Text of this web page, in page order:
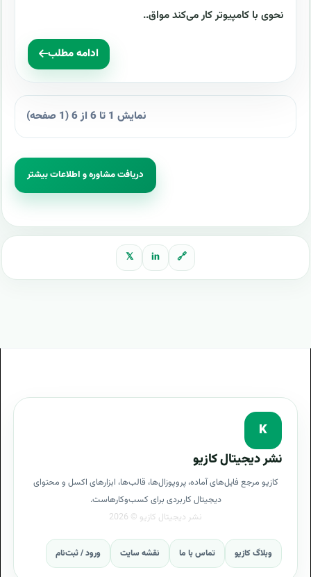
نحوی با کامپیوتر کار می‌کند مواق..
ادامه مطلب
نمایش 1 تا 6 از 6 (1 صفحه)
دریافت مشاوره و اطلاعات بیشتر
🔗
in
𝕏
K
نشر دیجیتال کازیو
کازیو مرجع فایل‌های آماده، پروپوزال‌ها، قالب‌ها، ابزارهای اکسل و محتوای
دیجیتال کاربردی برای کسب‌وکارهاست.
وبلاگ کازیو تماس با ما نقشه سایت ورود / ثبت‌نام